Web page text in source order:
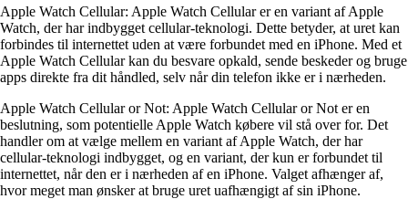
Apple Watch Cellular: Apple Watch Cellular er en variant af Apple
Watch, der har indbygget cellular-teknologi. Dette betyder, at uret kan
forbindes til internettet uden at være forbundet med en iPhone. Med et
Apple Watch Cellular kan du besvare opkald, sende beskeder og bruge
apps direkte fra dit håndled, selv når din telefon ikke er i nærheden.
Apple Watch Cellular or Not: Apple Watch Cellular or Not er en
beslutning, som potentielle Apple Watch købere vil stå over for. Det
handler om at vælge mellem en variant af Apple Watch, der har
cellular-teknologi indbygget, og en variant, der kun er forbundet til
internettet, når den er i nærheden af en iPhone. Valget afhænger af,
hvor meget man ønsker at bruge uret uafhængigt af sin iPhone.